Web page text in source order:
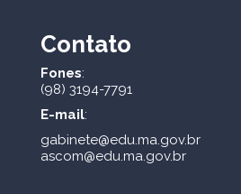
Contato
Fones:
(98) 3194-7791
E-mail:
gabinete@edu.ma.gov.br
ascom@edu.ma.gov.br